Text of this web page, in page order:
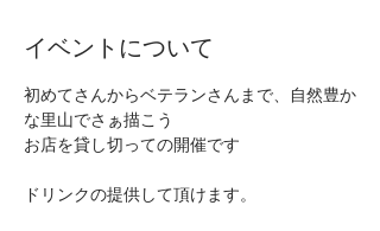
イベントについて
初めてさんからベテランさんまで、自然豊か
な里山でさぁ描こう
お店を貸し切っての開催です
ドリンクの提供して頂けます。